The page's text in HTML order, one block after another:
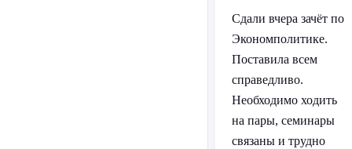
Сдали вчера зачёт по
Экономполитике.
Поставила всем
справедливо.
Необходимо ходить
на пары, семинары
связаны и трудно